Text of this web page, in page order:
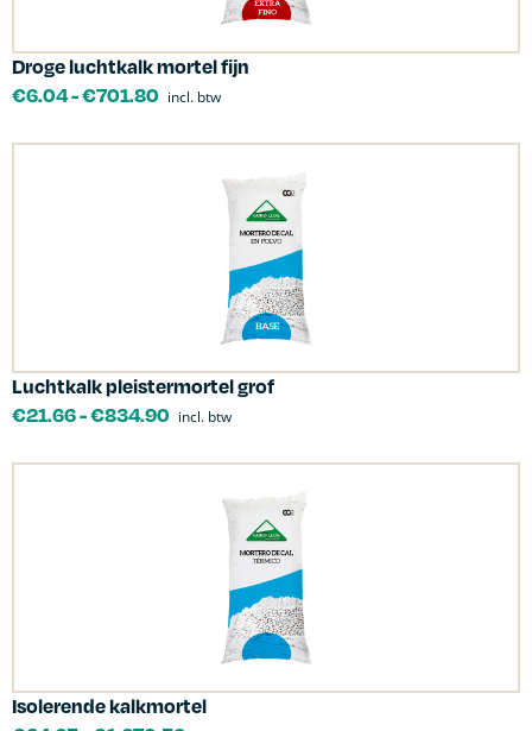
Droge luchtkalk mortel fijn
€6.04-€701.80 incl. btw
Luchtkalk pleistermortel grof
€21.66-€834.90 incl. btw
Isolerende kalkmortel